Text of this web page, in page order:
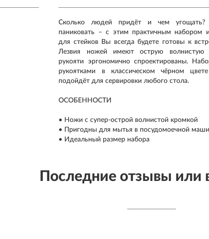
Сколько людей придёт и чем
паниковать – с этим практичным набором
для стейков Вы всегда будете готовы к
Лезвия ножей имеют острую волнистую
рукояти эргономично спроектированы.
рукоятками в классическом чёрном
подойдёт для сервировки любого стола.
ОСОБЕННОСТИ
• Ножи с супер-острой волнистой кромкой
• Пригодны для мытья в посудомоечной
• Идеальный размер набора
Последние отзывы или